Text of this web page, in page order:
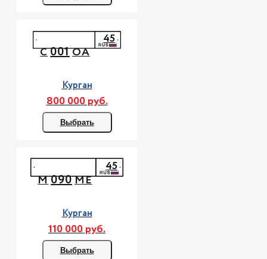
С001ОА
45
Курган
800 000 руб.
Выбрать
М090МЕ
45
Курган
110 000 руб.
Выбрать